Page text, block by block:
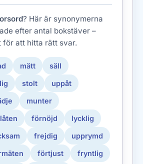
? Här är synonymerna
efter antal bokstäver –
att hitta rätt svar.
mätt säll
stolt uppåt
munter
förnöjd lycklig
frejdig upprymd
förtjust fryntlig